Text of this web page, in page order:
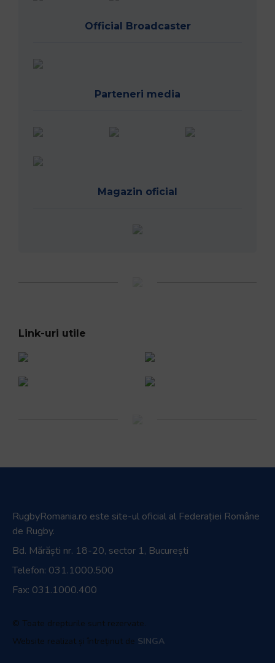
Official Broadcaster
Parteneri media
Magazin oficial
Link-uri utile
RugbyRomania.ro este site-ul oficial al Federației Române
de Rugby.
Bd. Mărăști nr. 18-20, sector 1, București
Telefon: 031.1000.500
Fax: 031.1000.400
© Toate drepturile sunt rezervate.
Website realizat și întreținut de SINGA